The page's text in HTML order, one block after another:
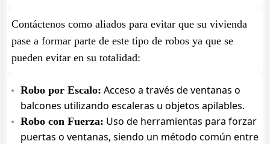
Contáctenos como aliados para evitar que su vivienda
pase a formar parte de este tipo de robos ya que se
pueden evitar en su totalidad:
Robo por Escalo: Acceso a través de ventanas o
balcones utilizando escaleras u objetos apilables.
Robo con Fuerza: Uso de herramientas para forzar
puertas o ventanas, siendo un método común entre